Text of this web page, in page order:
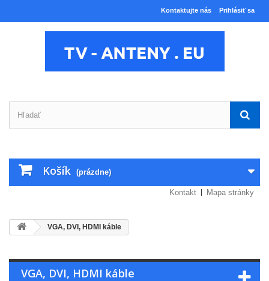
Prihlásiť sa
Kontaktujte nás
Košík (prázdne)
Kontakt Mapa stránky
VGA, DVI, HDMI káble
VGA, DVI, HDMI káble